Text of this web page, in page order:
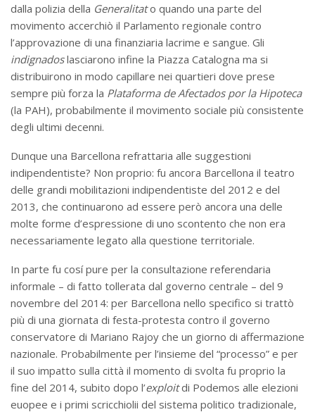
dalla polizia della Generalitato quando una parte del
movimento accerchiò il Parlamento regionale contro
l’approvazione di una finanziaria lacrime e sangue. Gli
indignadoslasciarono infine la Piazza Catalogna ma si
distribuirono in modo capillare nei quartieri dove prese
sempre più forza la Plataforma de Afectados por la Hipoteca
(la PAH), probabilmente il movimento sociale più consistente
degli ultimi decenni.
Dunque una Barcellona refrattaria alle suggestioni
indipendentiste? Non proprio: fu ancora Barcellona il teatro
delle grandi mobilitazioni indipendentiste del 2012 e del
2013, che continuarono ad essere però ancora una delle
molte forme d’espressione di uno scontento che non era
necessariamente legato alla questione territoriale.
In parte fu cosí pure per la consultazione referendaria
informale – di fatto tollerata dal governo centrale – del 9
novembre del 2014: per Barcellona nello specifico si trattò
più di una giornata di festa-protesta contro il governo
conservatore di Mariano Rajoy che un giorno di affermazione
nazionale. Probabilmente per l’insieme del “processo” e per
il suo impatto sulla città il momento di svolta fu proprio la
fine del 2014, subito dopo l’exploitdi Podemos alle elezioni
euopee e i primi scricchiolii del sistema politico tradizionale,